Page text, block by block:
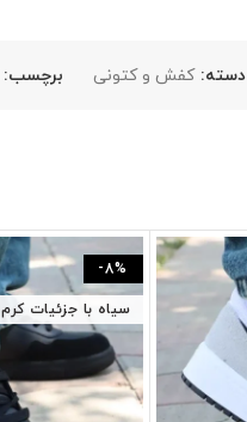
دسته: کفش و کتونی برچسب:
-8%
سیاه با جزئیات کرم